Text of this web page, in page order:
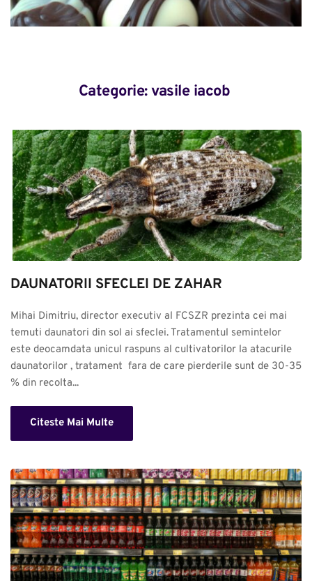
Categorie: vasile iacob
DAUNATORII SFECLEI DE ZAHAR
Mihai Dimitriu, director executiv al FCSZR prezinta cei mai
temuti daunatori din sol ai sfeclei. Tratamentul semintelor
este deocamdata unicul raspuns al cultivatorilor la atacurile
daunatorilor , tratament  fara de care pierderile sunt de 30-35
% din recolta...
Citeste Mai Multe